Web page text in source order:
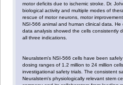
motor deficits due to ischemic stroke. Dr.
biological activity and multiple modes of
rescue of motor neurons, motor
NSI-566 animal and human clinical data.
data analysis showed the cells consistently
all three indications.
Neuralstem's NSI-566 cells have been
dosing ranges of 1.2 million to 24 million
investigational safety trials. The consistent
Neuralstem's physiologically relevant stem